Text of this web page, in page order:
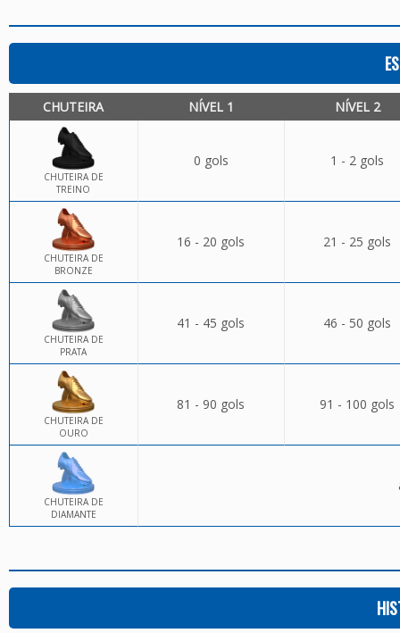
CHUTEIRA NÍVEL 1 NÍVEL 2
CHUTEIRA DE
TREINO
0 gols 1 - 2 gols
CHUTEIRA DE
BRONZE
16 - 20 gols 21 - 25 gols
CHUTEIRA DE
PRATA
41 - 45 gols 46 - 50 gols
CHUTEIRA DE
OURO
81 - 90 gols 91 - 100 gols
CHUTEIRA DE
DIAMANTE